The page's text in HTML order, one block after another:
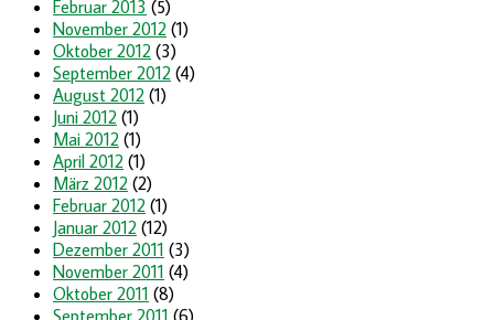
Februar 2013 (5)
November 2012 (1)
Oktober 2012 (3)
September 2012 (4)
August 2012 (1)
Juni 2012 (1)
Mai 2012 (1)
April 2012 (1)
März 2012 (2)
Februar 2012 (1)
Januar 2012 (12)
Dezember 2011 (3)
November 2011 (4)
Oktober 2011 (8)
September 2011 (6)